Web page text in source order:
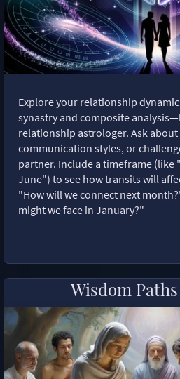
Explore your relationship
synastry and composite
relationship astrologer. Ask
communication styles, or
partner. Include a timeframe (like
June") to see how transits will
"How will we connect next
might we face in January?"
Wisdom